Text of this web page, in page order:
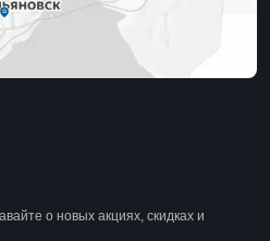
о новых акциях, скидках и